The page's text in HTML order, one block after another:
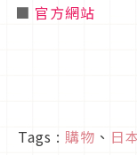
■ 官方網站
Tags : 購物 、 日